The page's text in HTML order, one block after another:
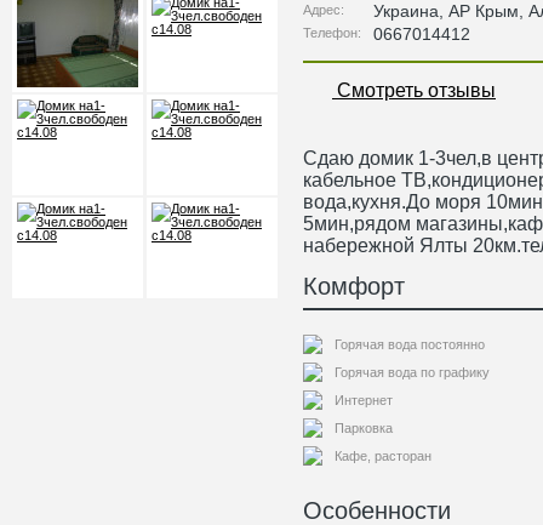
Адрес: Украина АР Крым ,
Телефон: 0667014412
Смотреть отзывы
Сдаю домик 1-3чел,в
кабельное
вода,кухня.До моря
5мин,рядом
набережной Ялты
Комфорт
Горячая вода постоянно
Горячая вода по графику
Интернет
Парковка
Кафе, расторан
Особенности